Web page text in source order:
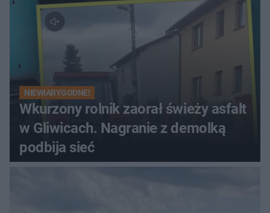
NIEWIARYGODNE!
Wkurzony rolnik zaorał świeży asfalt
w Gliwicach. Nagranie z demolką
podbija sieć